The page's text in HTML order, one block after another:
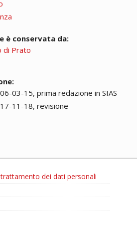
è conservata da:
di Prato
03-15, prima redazione in SIAS
11-18, revisione
dei dati personali